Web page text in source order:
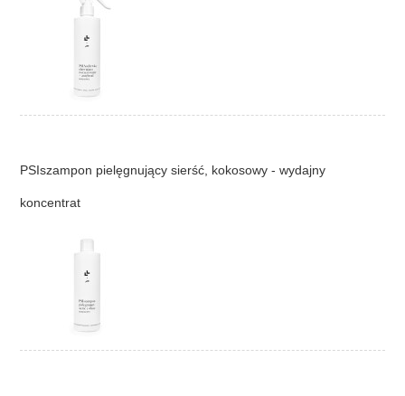
PSIszampon pielęgnujący sierść, kokosowy - wydajny
koncentrat